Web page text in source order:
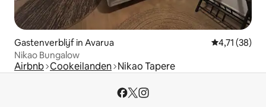
Gastenverblijf in Avarua Gemiddelde
4,71 (38)
Nikao Bungalow
Airbnb Cookeilanden Nikao Tapere